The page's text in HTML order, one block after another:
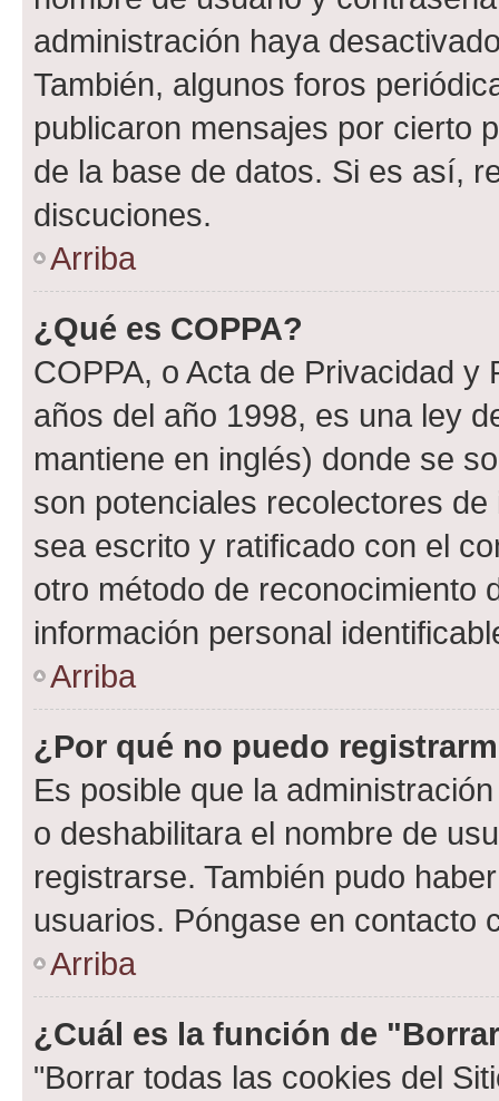
administración haya
También, algunos foros
publicaron mensajes por cierto
de la base de datos. Si es así,
discuciones.
Arriba
¿Qué es COPPA?
COPPA, o Acta de Privacidad
años del año 1998, es una ley
mantiene en inglés) donde se
son potenciales recolectores
sea escrito y ratificado con el
otro método de reconocimiento
información personal
Arriba
¿Por qué no puedo
Es posible que la
o deshabilitara el nombre de
registrarse. También pudo
usuarios. Póngase en contacto
Arriba
¿Cuál es la función de
"Borrar todas las cookies del